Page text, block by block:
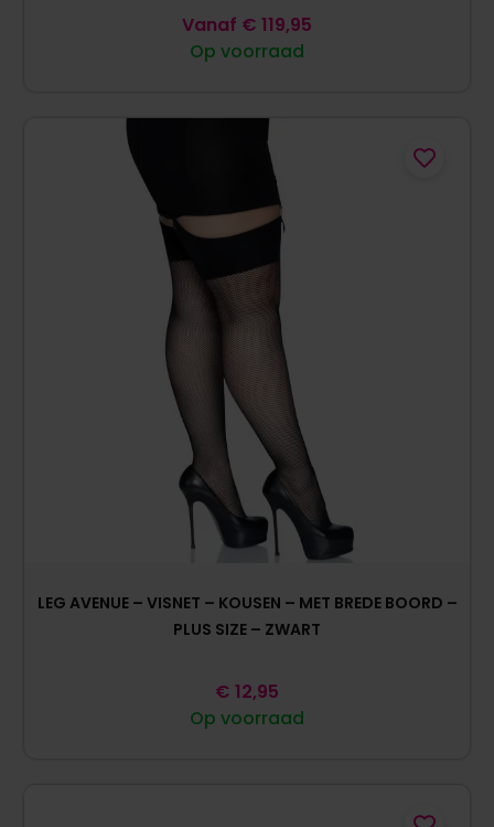
Op voorraad
Vanaf € 119,95
LEG AVENUE – VISNET – KOUSEN – MET BREDE BOORD –
PLUS SIZE – ZWART
Op voorraad
€ 12,95